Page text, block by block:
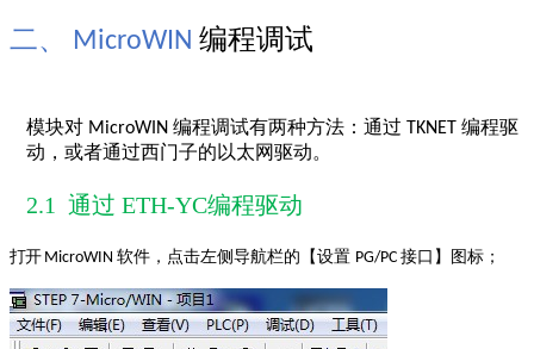
二、 MicroWIN 编程调试
模块对 MicroWIN 编程调试有两种方法：通过 TKNET 编程驱
动，或者通过西门子的以太网驱动。
2.1 通过 ETH-YC编程驱动
打开 MicroWIN 软件，点击左侧导航栏的【设置 PG/PC 接口】图标；